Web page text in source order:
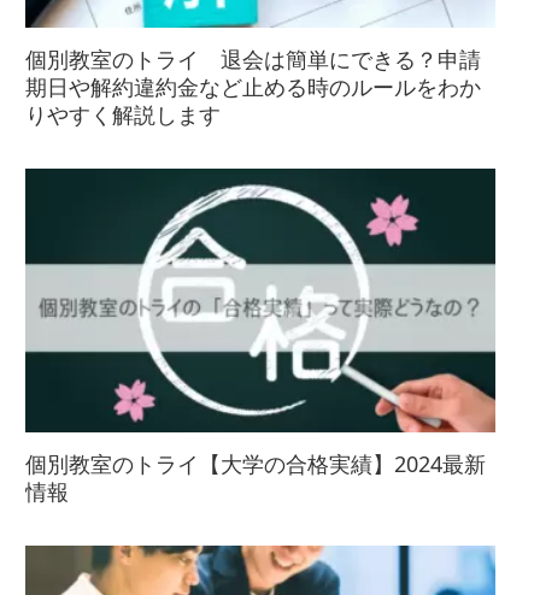
個別教室のトライ 退会は簡単にできる？申請
期日や解約違約金など止める時のルールをわか
りやすく解説します
個別教室のトライ【大学の合格実績】2024最新
情報